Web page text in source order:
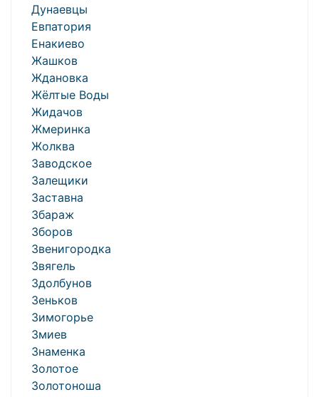
Дунаевцы
Евпатория
Енакиево
Жашков
Ждановка
Жёлтые Воды
Жидачов
Жмеринка
Жолква
Заводское
Залещики
Заставна
Збараж
Зборов
Звенигородка
Звягель
Здолбунов
Зеньков
Зимогорье
Змиев
Знаменка
Золотое
Золотоноша